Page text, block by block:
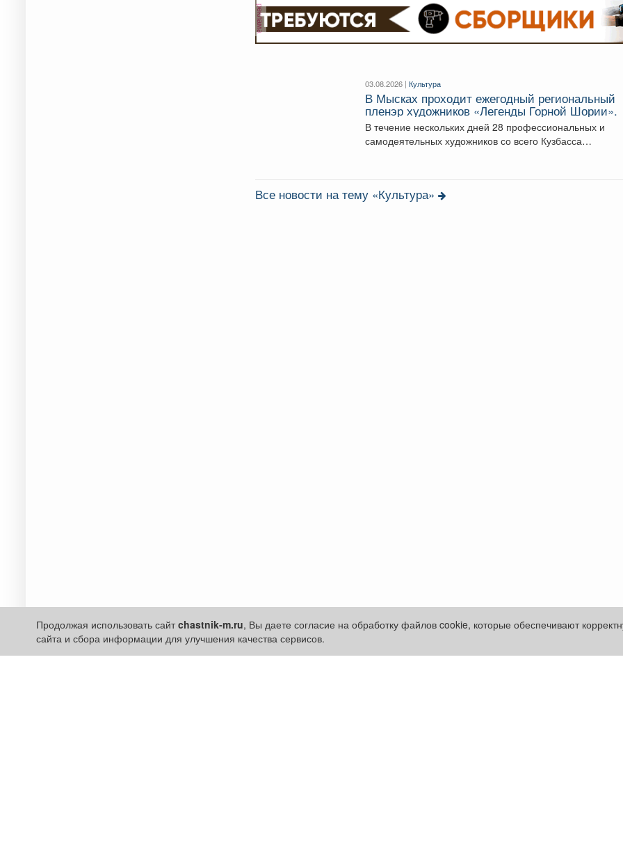
реклама
03.08.2026 | Культура
В Мысках проходит ежегодный региональный
пленэр художников «Легенды Горной Шории».
В течение нескольких дней 28 профессиональных и
самодеятельных художников со всего Кузбасса
Все новости на тему «Культура»
Продолжая использовать сайтchastnik-m.ru, Вы даете согласие на обработку файлов cookie, которые обеспечивают
сайта и сбора информации для улучшения качества сервисов.